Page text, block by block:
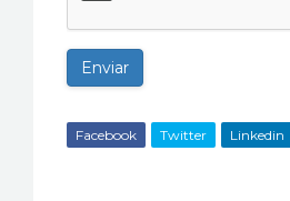
Enviar
Facebook Twitter Linkedin